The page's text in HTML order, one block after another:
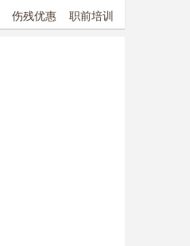
伤残优惠 职前培训